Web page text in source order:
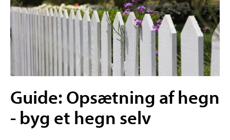
Guide: Opsætning af hegn
- byg et hegn selv